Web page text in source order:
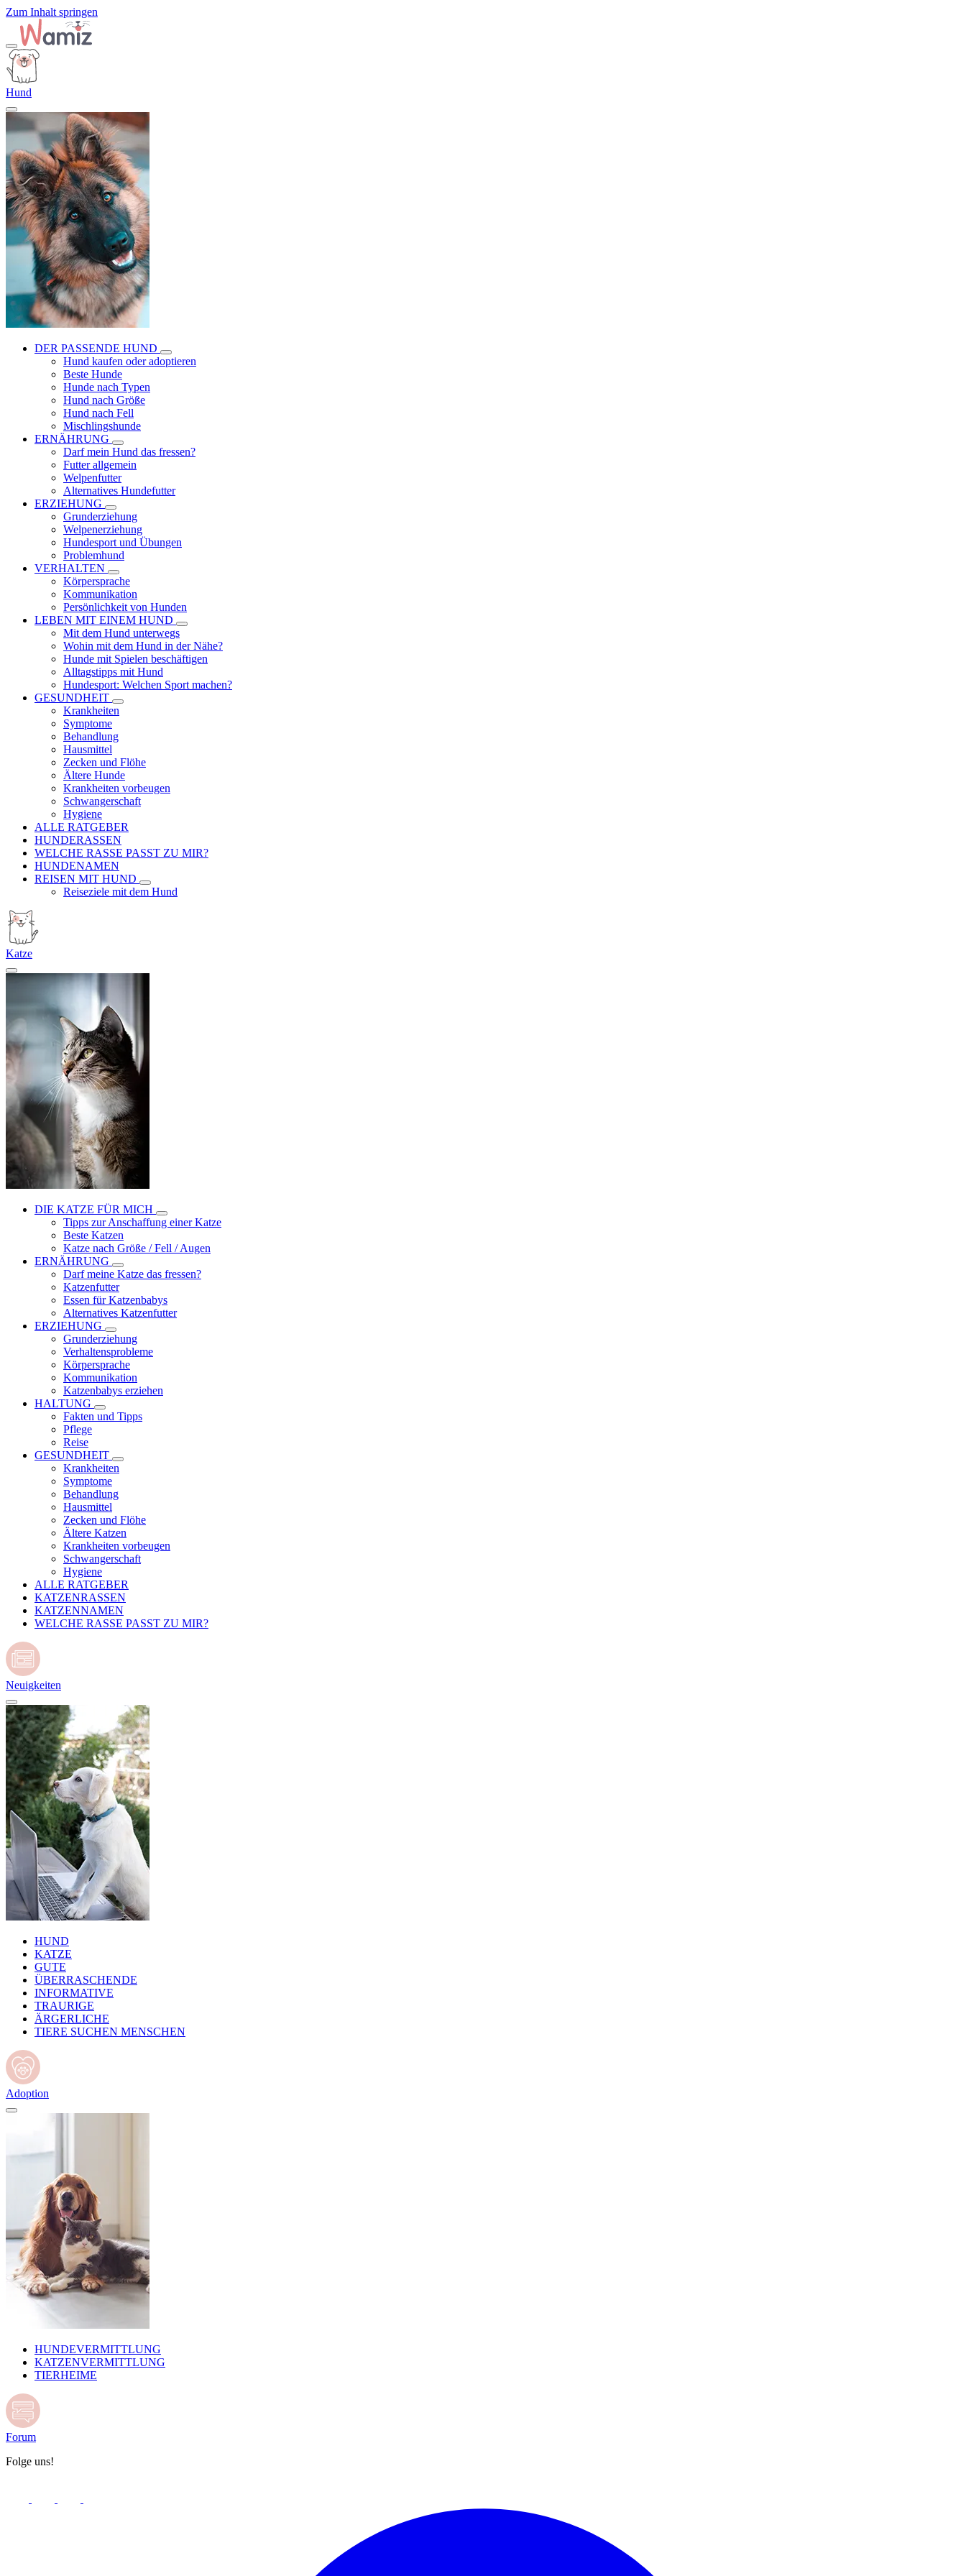
Zum Inhalt springen
Hund
DER PASSENDE HUND
Hund kaufen oder adoptieren
Beste Hunde
Hunde nach Typen
Hund nach Größe
Hund nach Fell
Mischlingshunde
ERNÄHRUNG
Darf mein Hund das fressen?
Futter allgemein
Welpenfutter
Alternatives Hundefutter
ERZIEHUNG
Grunderziehung
Welpenerziehung
Hundesport und Übungen
Problemhund
VERHALTEN
Körpersprache
Kommunikation
Persönlichkeit von Hunden
LEBEN MIT EINEM HUND
Mit dem Hund unterwegs
Wohin mit dem Hund in der Nähe?
Hunde mit Spielen beschäftigen
Alltagstipps mit Hund
Hundesport: Welchen Sport machen?
GESUNDHEIT
Krankheiten
Symptome
Behandlung
Hausmittel
Zecken und Flöhe
Ältere Hunde
Krankheiten vorbeugen
Schwangerschaft
Hygiene
ALLE RATGEBER
HUNDERASSEN
WELCHE RASSE PASST ZU MIR?
HUNDENAMEN
REISEN MIT HUND
Reiseziele mit dem Hund
Katze
DIE KATZE FÜR MICH
Tipps zur Anschaffung einer Katze
Beste Katzen
Katze nach Größe / Fell / Augen
ERNÄHRUNG
Darf meine Katze das fressen?
Katzenfutter
Essen für Katzenbabys
Alternatives Katzenfutter
ERZIEHUNG
Grunderziehung
Verhaltensprobleme
Körpersprache
Kommunikation
Katzenbabys erziehen
HALTUNG
Fakten und Tipps
Pflege
Reise
GESUNDHEIT
Krankheiten
Symptome
Behandlung
Hausmittel
Zecken und Flöhe
Ältere Katzen
Krankheiten vorbeugen
Schwangerschaft
Hygiene
ALLE RATGEBER
KATZENRASSEN
KATZENNAMEN
WELCHE RASSE PASST ZU MIR?
Neuigkeiten
HUND
KATZE
GUTE
ÜBERRASCHENDE
INFORMATIVE
TRAURIGE
ÄRGERLICHE
TIERE SUCHEN MENSCHEN
Adoption
HUNDEVERMITTLUNG
KATZENVERMITTLUNG
TIERHEIME
Forum
Folge uns!